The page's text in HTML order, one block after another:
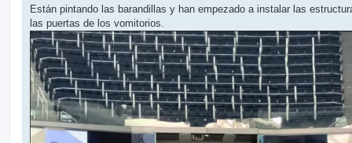
j
Están pintando las barandillas y han empezado a instalar las
las puertas de los vomitorios.